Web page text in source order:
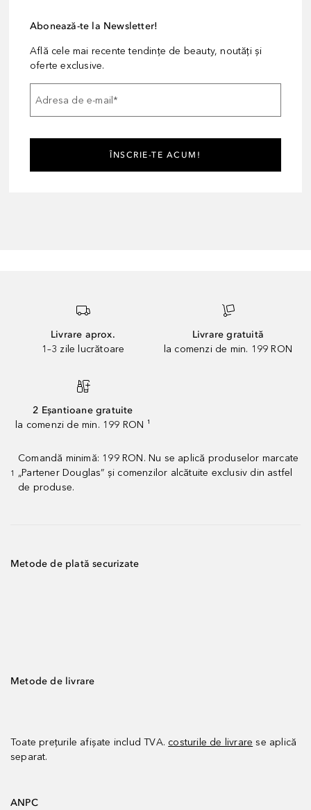
Abonează-te la Newsletter!
Află cele mai recente tendințe de beauty, noutăți și
oferte exclusive.
Adresa de e-mail *
ÎNSCRIE-TE ACUM!
Livrare aprox.
1–3 zile lucrătoare
Livrare gratuită
la comenzi de min. 199 RON
2 Eșantioane gratuite
la comenzi de min. 199 RON ¹
1
Comandă minimă: 199 RON. Nu se aplică produselor marcate
„Partener Douglas” și comenzilor alcătuite exclusiv din astfel
de produse.
Metode de plată securizate
Metode de livrare
Toate prețurile afișate includ TVA. costurile de livrare se aplică
separat.
ANPC